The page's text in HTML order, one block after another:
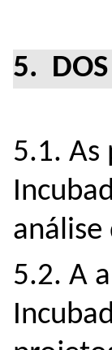
5. DOS
5.1. As
5.2. A